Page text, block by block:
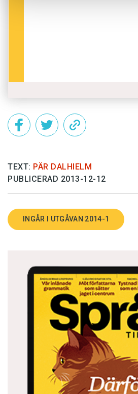
TEXT: PÄR DALHIELM
PUBLICERAD 2013-12-12
INGÅR I UTGÅVAN 2014-1